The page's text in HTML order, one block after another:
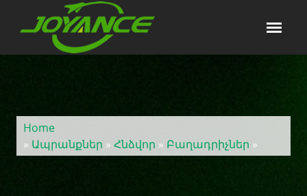
Home
» Ապրանքներ » Հնձվոր » Բաղադրիչներ »